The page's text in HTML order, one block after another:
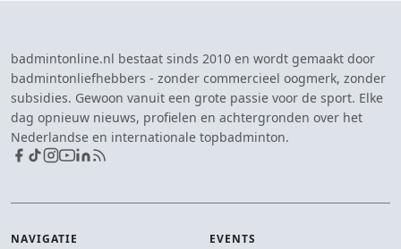
badmintonline.nl bestaat sinds 2010 en wordt gemaakt door
badmintonliefhebbers - zonder commercieel oogmerk, zonder
subsidies. Gewoon vanuit een grote passie voor de sport. Elke
dag opnieuw nieuws, profielen en achtergronden over het
Nederlandse en internationale topbadminton.
NAVIGATIE EVENTS